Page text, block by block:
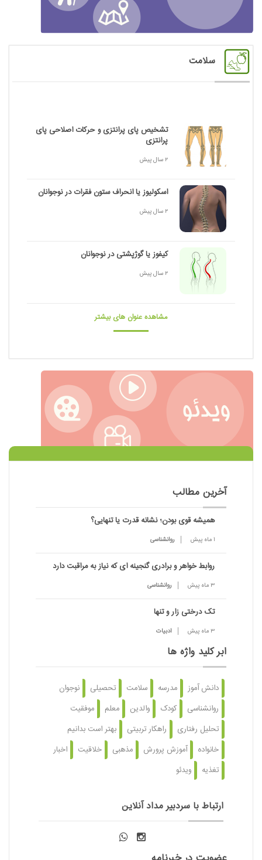
سلامت
تشخیص پای پرانتزی و حرکات اصلاحی پای
پرانتزی
2 سال پیش
اسکولیوز یا انحراف ستون فقرات در نوجوانان
2 سال پیش
کیفوز یا گوژپشتی در نوجوانان
2 سال پیش
مشاهده عنوان های بیشتر
آخرین مطالب
همیشه قوی بودن؛ نشانه قدرت یا تنهایی؟
1 ماه پیش روانشناسی
روابط خواهر و برادری گنجینه ای که نیاز به مراقبت دارد
3 ماه پیش روانشناسی
تک درختی زار و تنها
3 ماه پیش ادبیات
ابر کلید واژه ها
دانش آموز مدرسه سلامت تحصیلی
نوجوان
روانشناسی
کودک والدین معلم
موفقیت
تحلیل رفتاری
راهکار تربیتی
بهتر است بدانیم
خانواده
آموزش پرورش مذهبی خلاقیت
اخبار
تغذیه
ویدئو
ارتباط با سردبیر مداد آنلاین